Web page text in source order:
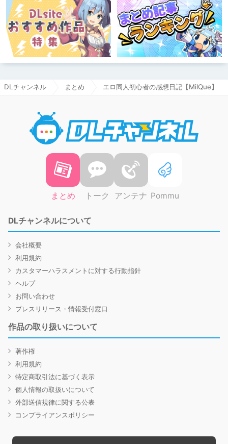
DLチャンネル まとめ エロ同人初心者の感想日記【MilQue】
まとめ トーク アンテナ Pommu
DLチャンネルについて
会社概要
利用規約
カスタマーハラスメントに対する行動指針
ヘルプ
お問い合わせ
プレスリリース・情報受付窓口
作品の取り扱いについて
著作権
利用規約
特定商取引法に基づく表示
個人情報の取扱いについて
外部送信規律に関する公表
コンプライアンスポリシー